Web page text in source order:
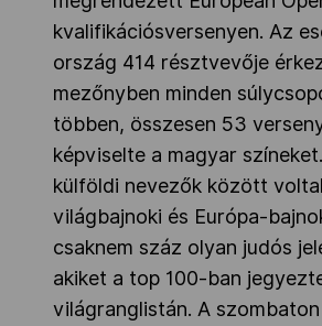
kvalifikációsversenyen. Az
ország 414 résztvevője
mezőnyben minden
többen, összesen 53
képviselte a magyar
külföldi nevezők között
világbajnoki és Európa-
csaknem száz olyan judós
akiket a top 100-ban
világranglistán. A